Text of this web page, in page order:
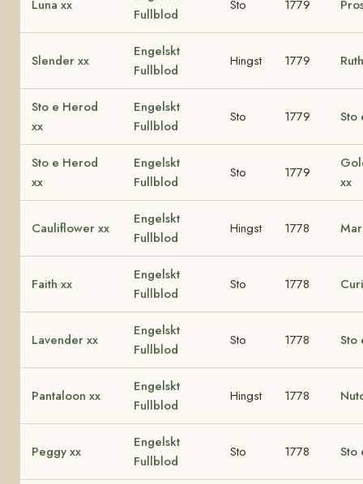
Luna xx
Fullblod
Sto 1779
Slender xx
Engelskt
Fullblod
Hingst 1779
Sto e Herod
xx
Engelskt
Fullblod
Sto 1779 Sto
Sto e Herod
xx
Engelskt
Fullblod
Sto 1779
xx
Cauliflower xx
Engelskt
Fullblod
Hingst 1778
Faith xx
Engelskt
Fullblod
Sto 1778
Lavender xx
Engelskt
Fullblod
Sto 1778 Sto
Pantaloon xx
Engelskt
Fullblod
Hingst 1778
Peggy xx
Engelskt
Fullblod
Sto 1778 Sto